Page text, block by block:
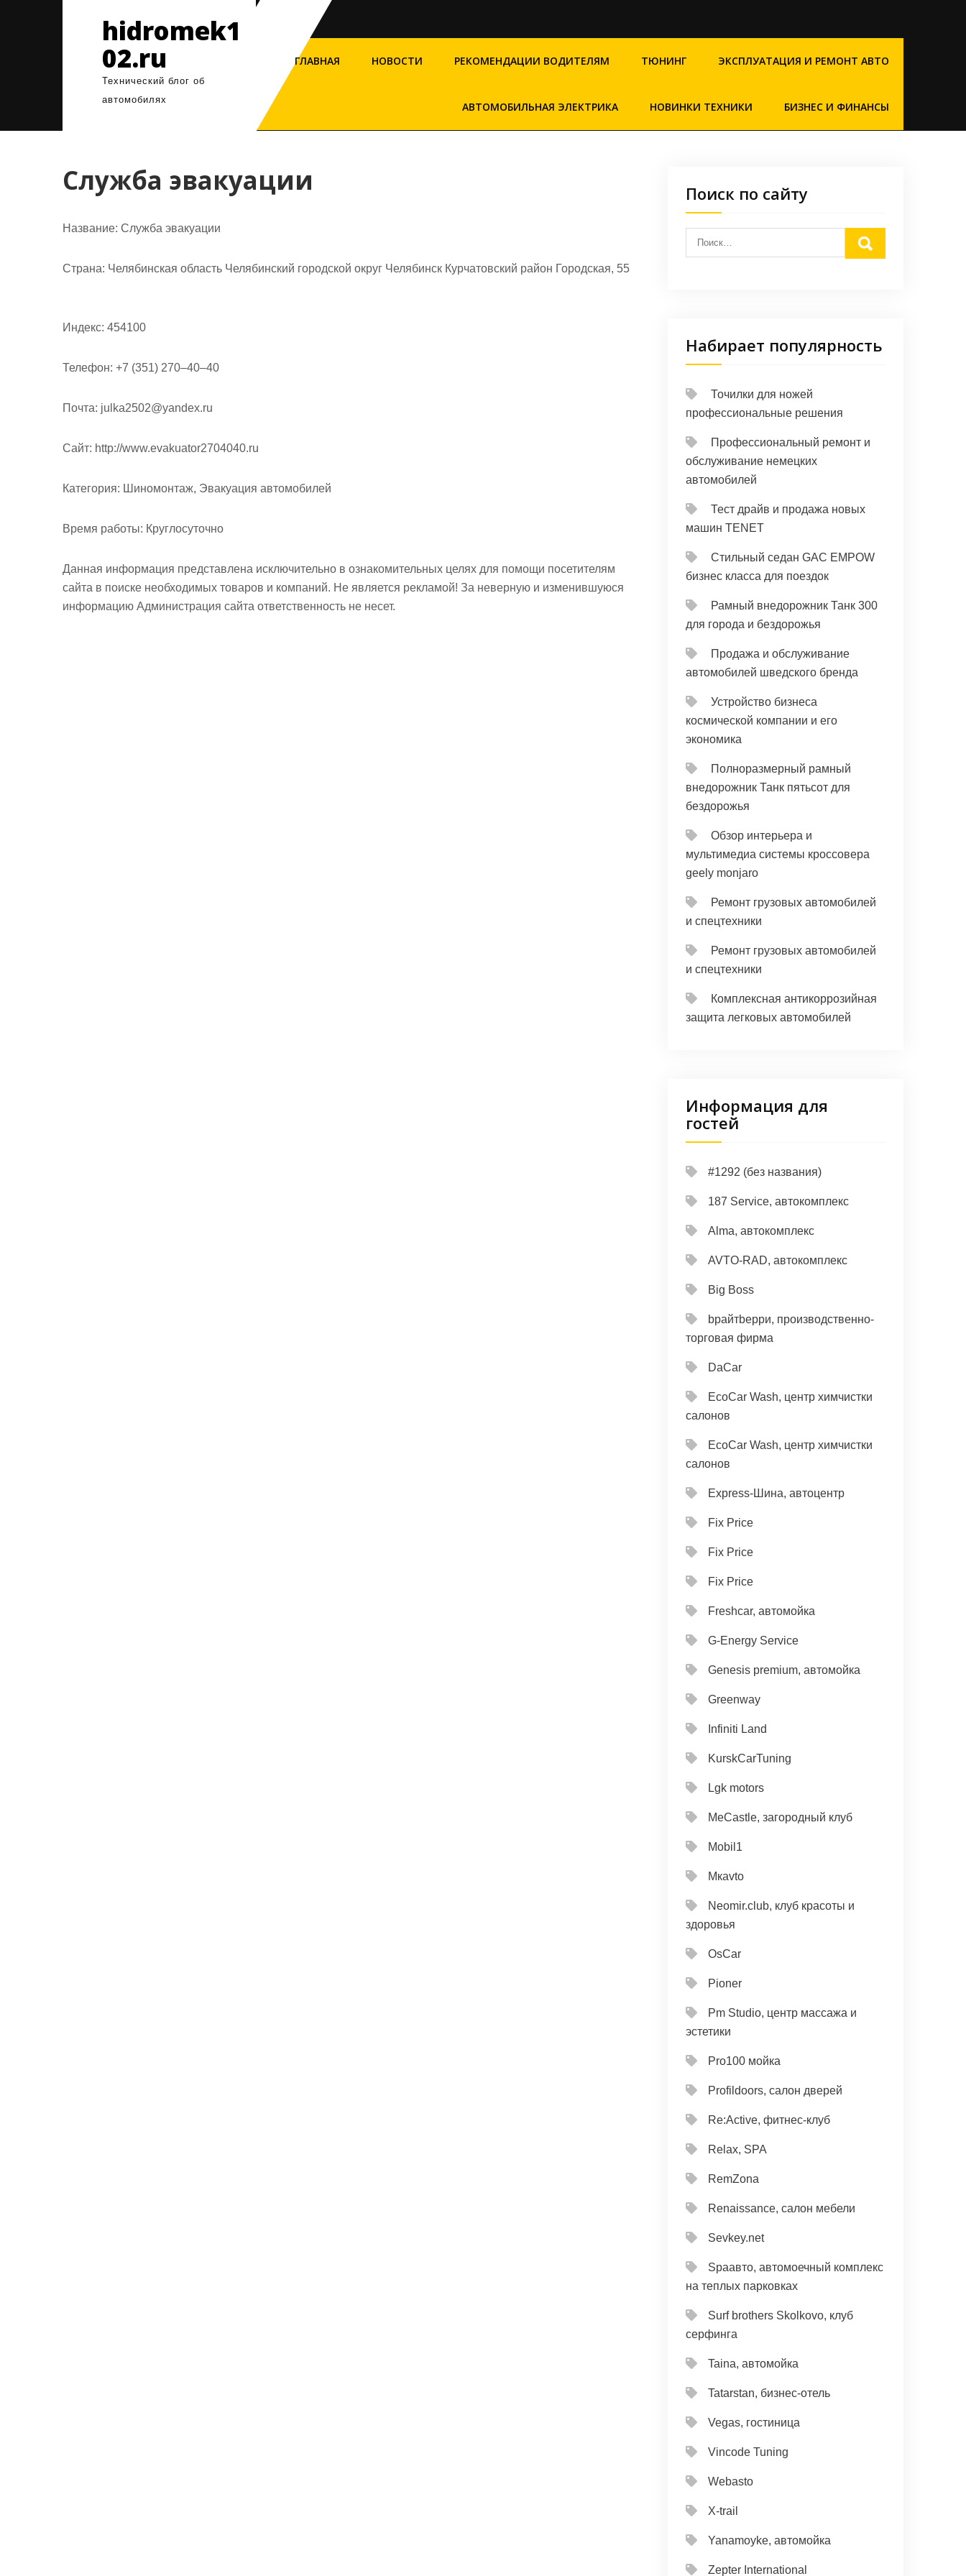
hidromek1
02.ru
Технический блог об
автомобилях
ГЛАВНАЯ НОВОСТИ РЕКОМЕНДАЦИИ ВОДИТЕЛЯМ ТЮНИНГ ЭКСПЛУАТАЦИЯ И РЕМОНТ АВТО
АВТОМОБИЛЬНАЯ ЭЛЕКТРИКА НОВИНКИ ТЕХНИКИ БИЗНЕС И ФИНАНСЫ
Служба эвакуации
Название: Служба эвакуации
Страна: Челябинская область Челябинский городской округ Челябинск Курчатовский район Городская, 55
Индекс: 454100
Телефон: +7 (351) 270‒40‒40
Почта: julka2502@yandex.ru
Cайт: http://www.evakuator2704040.ru
Категория: Шиномонтаж, Эвакуация автомобилей
Время работы: Круглосуточно
Данная информация представлена исключительно в ознакомительных целях для помощи посетителям
сайта в поиске необходимых товаров и компаний. Не является рекламой! За неверную и изменившуюся
информацию Администрация сайта ответственность не несет.
Поиск по сайту
Набирает популярность
Точилки для ножей
профессиональные решения
Профессиональный ремонт и
обслуживание немецких
автомобилей
Тест драйв и продажа новых
машин TENET
Стильный седан GAC EMPOW
бизнес класса для поездок
Рамный внедорожник Танк 300
для города и бездорожья
Продажа и обслуживание
автомобилей шведского бренда
Устройство бизнеса
космической компании и его
экономика
Полноразмерный рамный
внедорожник Танк пятьсот для
бездорожья
Обзор интерьера и
мультимедиа системы кроссовера
geely monjaro
Ремонт грузовых автомобилей
и спецтехники
Ремонт грузовых автомобилей
и спецтехники
Комплексная антикоррозийная
защита легковых автомобилей
Информация для
гостей
#1292 (без названия)
187 Service, автокомплекс
Alma, автокомплекс
AVTO-RAD, автокомплекс
Big Boss
bрайтbерри, производственно-
торговая фирма
DaCar
EcoCar Wash, центр химчистки
салонов
EcoCar Wash, центр химчистки
салонов
Express-Шина, автоцентр
Fix Price
Fix Price
Fix Price
Freshcar, автомойка
G-Energy Service
Genesis premium, автомойка
Greenway
Infiniti Land
KurskCarTuning
Lgk motors
MeCastle, загородный клуб
Mobil1
Mкavto
Neomir.club, клуб красоты и
здоровья
OsCar
Pioner
Pm Studio, центр массажа и
эстетики
Pro100 мойка
Profildoors, салон дверей
Re:Active, фитнес-клуб
Relax, SPA
RemZona
Renaissance, салон мебели
Sevkey.net
Spaавто, автомоечный комплекс
на теплых парковках
Surf brothers Skolkovo, клуб
серфинга
Taina, автомойка
Tatarstan, бизнес-отель
Vegas, гостиница
Vincode Tuning
Webasto
X-trail
Yanamoyke, автомойка
Zepter International